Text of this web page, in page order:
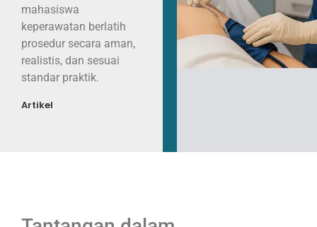
mahasiswa
keperawatan berlatih
prosedur secara aman,
realistis, dan sesuai
standar praktik.
Artikel